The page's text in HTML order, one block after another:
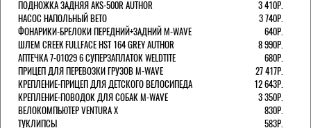
ПОДНОЖКА ЗАДНЯЯ AKS-500R AUTHOR
3 410Р.
НАСОС НАПОЛЬНЫЙ BETO
3 740Р.
ФОНАРИКИ-БРЕЛОКИ ПЕРЕДНИЙ+ЗАДНИЙ M-WAVE
640Р.
ШЛЕМ CREEK FULLFACE HST 164 GREY AUTHOR
8 990Р.
АПТЕЧКА 7-01029 6 СУПЕРЗАПЛАТОК WELDTITE
680Р.
ПРИЦЕП ДЛЯ ПЕРЕВОЗКИ ГРУЗОВ M-WAVE
27 417Р.
КРЕПЛЕНИЕ-ПРИЦЕП ДЛЯ ДЕТСКОГО ВЕЛОСИПЕДА
12 643Р.
КРЕПЛЕНИЕ-ПОВОДОК ДЛЯ СОБАК M-WAVE
3 350Р.
ВЕЛОКОМПЬЮТЕР VENTURA Х
830Р.
ТУКЛИПСЫ
583Р.